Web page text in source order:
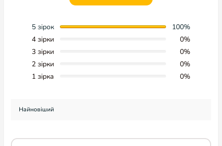
5 зірок
100%
4 зірки
0%
3 зірки
0%
2 зірки
0%
1 зірка
0%